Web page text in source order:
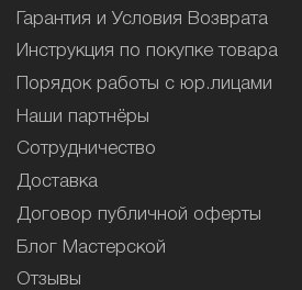
Гарантия и Условия Возврата
Инструкция по покупке товара
Порядок работы с юр.лицами
Наши партнёры
Сотрудничество
Доставка
Договор публичной оферты
Блог Мастерской
Отзывы